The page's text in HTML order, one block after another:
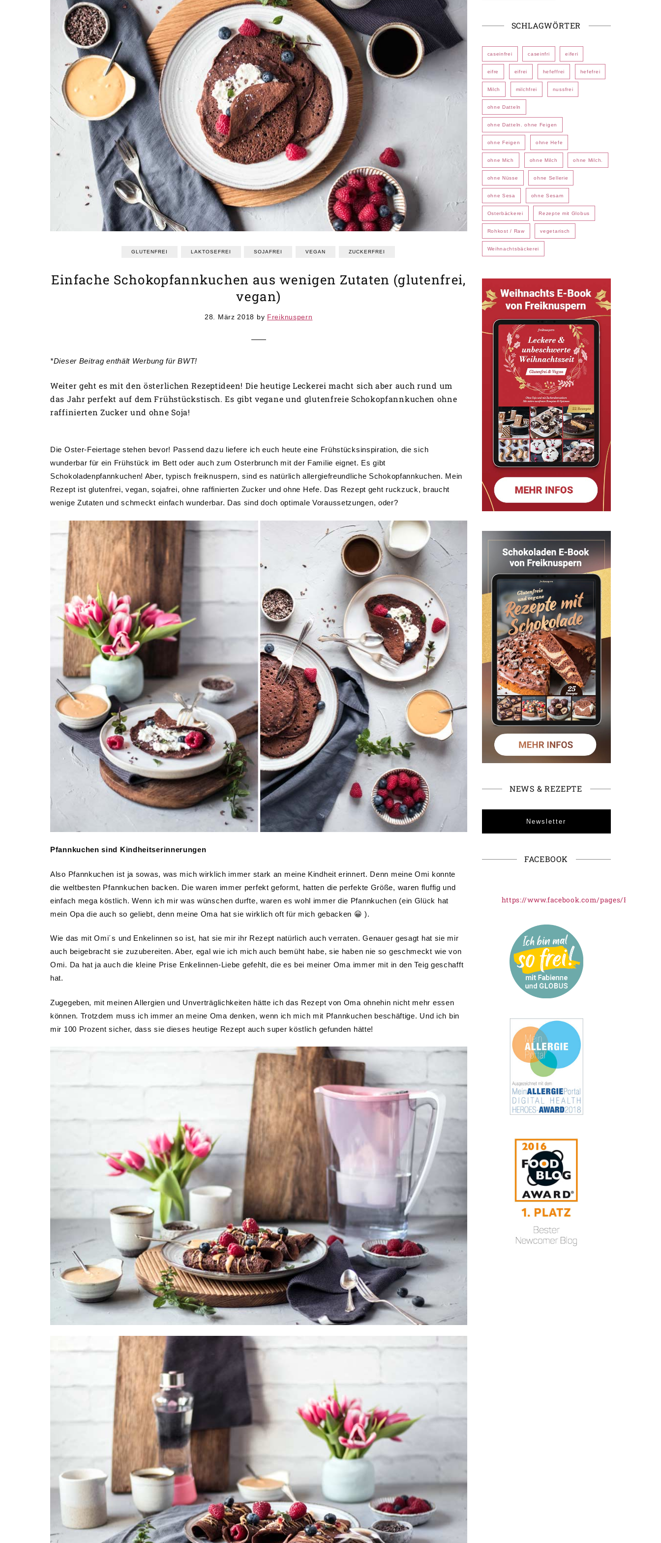
GLUTENFREI LAKTOSEFREI SOJAFREI VEGAN ZUCKERFREI
Einfache Schokopfannkuchen aus wenigen Zutaten (glutenfrei,
vegan)
28. März 2018 by Freiknuspern
*Dieser Beitrag enthält Werbung für BWT!
Weiter geht es mit den österlichen Rezeptideen! Die heutige Leckerei macht sich aber auch rund um
das Jahr perfekt auf dem Frühstückstisch. Es gibt vegane und glutenfreie Schokopfannkuchen ohne
raffinierten Zucker und ohne Soja!
Die Oster-Feiertage stehen bevor! Passend dazu liefere ich euch heute eine Frühstücksinspiration, die sich
wunderbar für ein Frühstück im Bett oder auch zum Osterbrunch mit der Familie eignet. Es gibt
Schokoladenpfannkuchen! Aber, typisch freiknuspern, sind es natürlich allergiefreundliche Schokopfannkuchen. Mein
Rezept ist glutenfrei, vegan, sojafrei, ohne raffinierten Zucker und ohne Hefe. Das Rezept geht ruckzuck, braucht
wenige Zutaten und schmeckt einfach wunderbar. Das sind doch optimale Voraussetzungen, oder?
Pfannkuchen sind Kindheitserinnerungen
Also Pfannkuchen ist ja sowas, was mich wirklich immer stark an meine Kindheit erinnert. Denn meine Omi konnte
die weltbesten Pfannkuchen backen. Die waren immer perfekt geformt, hatten die perfekte Größe, waren fluffig und
einfach mega köstlich. Wenn ich mir was wünschen durfte, waren es wohl immer die Pfannkuchen (ein Glück hat
mein Opa die auch so geliebt, denn meine Oma hat sie wirklich oft für mich gebacken 😀 ).
Wie das mit Omi´s und Enkelinnen so ist, hat sie mir ihr Rezept natürlich auch verraten. Genauer gesagt hat sie mir
auch beigebracht sie zuzubereiten. Aber, egal wie ich mich auch bemüht habe, sie haben nie so geschmeckt wie von
Omi. Da hat ja auch die kleine Prise Enkelinnen-Liebe gefehlt, die es bei meiner Oma immer mit in den Teig geschafft
hat.
Zugegeben, mit meinen Allergien und Unverträglichkeiten hätte ich das Rezept von Oma ohnehin nicht mehr essen
können. Trotzdem muss ich immer an meine Oma denken, wenn ich mich mit Pfannkuchen beschäftige. Und ich bin
mir 100 Prozent sicher, dass sie dieses heutige Rezept auch super köstlich gefunden hätte!
SCHLAGWÖRTER
caseinfrei caseinfri eiferi
eifre eifrei hefeffrei hefefrei
Milch milchfrei nussfrei
ohne Datteln
ohne Datteln. ohne Feigen
ohne Feigen ohne Hefe
ohne Mich ohne Milch ohne Milch.
ohne Nüsse ohne Sellerie
ohne Sesa ohne Sesam
Osterbäckerei Rezepte mit Globus
Rohkost / Raw vegetarisch
Weihnachtsbäckerei
NEWS & REZEPTE
Newsletter
FACEBOOK
https://www.facebook.com/pages/